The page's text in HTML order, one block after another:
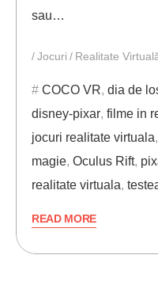
sau…
Jocuri Realitate
COCO VR, dia de
disney-pixar, filme in
jocuri realitate virtuala,
magie, Oculus Rift,
realitate virtuala,
READ MORE